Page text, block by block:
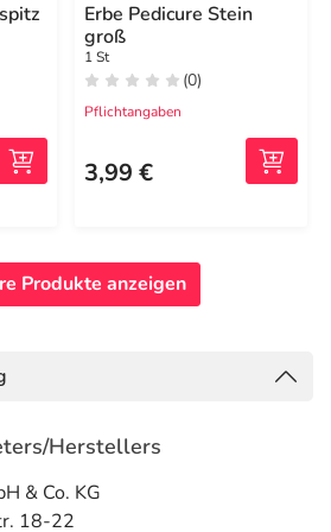
Erbe Pedicure Stein
groß
1 St
(0)
Pflichtangaben
3,99 €
Produkte anzeigen
Herstellers
& Co. KG
18-22